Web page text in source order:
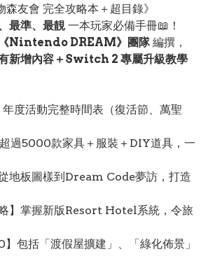
友會 完全攻略本＋超目錄》
最準、最靚 一本玩家必備手冊📖！
《Nintendo DREAM》團隊編撰，
新增內容＋Switch 2 專屬升級教學
度活動完整時間表（復活節、萬聖
過5000款家具＋服裝＋DIY道具，一
地板圖樣到Dream Code夢訪，打造
】掌握新版Resort Hotel系統，令旅
包括「渡假屋擴建」、「綠化佈景」